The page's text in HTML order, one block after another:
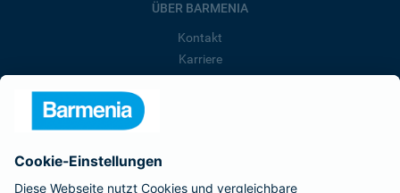
ÜBER BARMENIA
Kontakt
Karriere
Barmenia ist Teil der BarmeniaGothaer